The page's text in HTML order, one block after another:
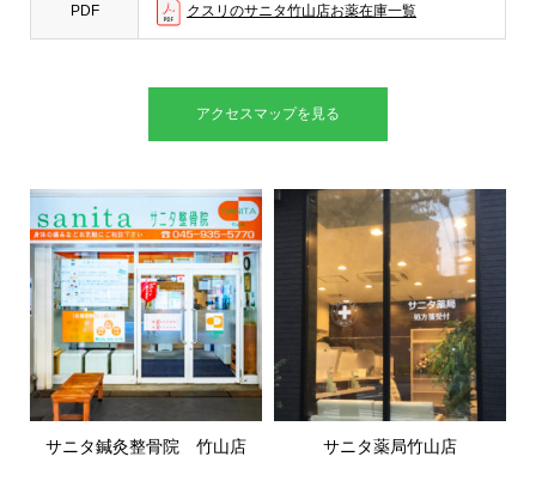
PDF クスリのサニタ竹山店お薬在庫一覧
アクセスマップを見る
サニタ鍼灸整骨院 竹山店 サニタ薬局竹山店